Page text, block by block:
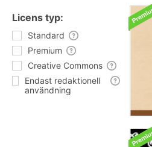
Licens typ:
Standard
Premium
Creative Commons
Endast redaktionell
användning